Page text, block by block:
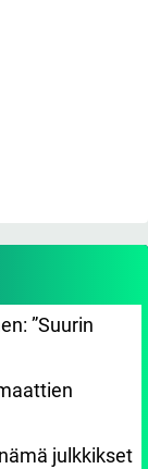
”Suurin
julkkikset